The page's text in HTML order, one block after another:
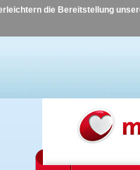
die Bereitstellung